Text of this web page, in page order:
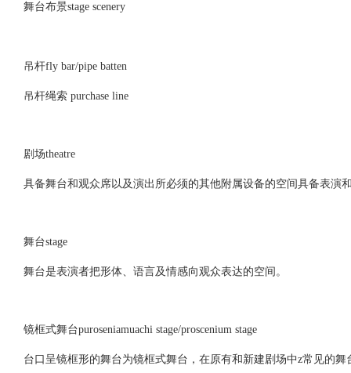
舞台布景stage scenery
吊杆fly bar/pipe batten
吊杆绳索 purchase line
剧场theatre
具备舞台和观众席以及演出所必须的其他附属设备的空间具备表演
舞台stage
舞台是表演者把形体、语言及情感向观众表达的空间。
镜框式舞台puroseniamuachi stage/proscenium stage
台口呈镜框形的舞台为镜框式舞台，在原有和新建剧场中z常见的